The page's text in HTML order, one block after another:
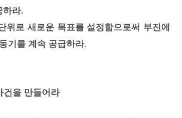
하라.
위로 새로운 목표를 설정함으로써 부진에
기를 계속 공급하라.
건을 만들어라